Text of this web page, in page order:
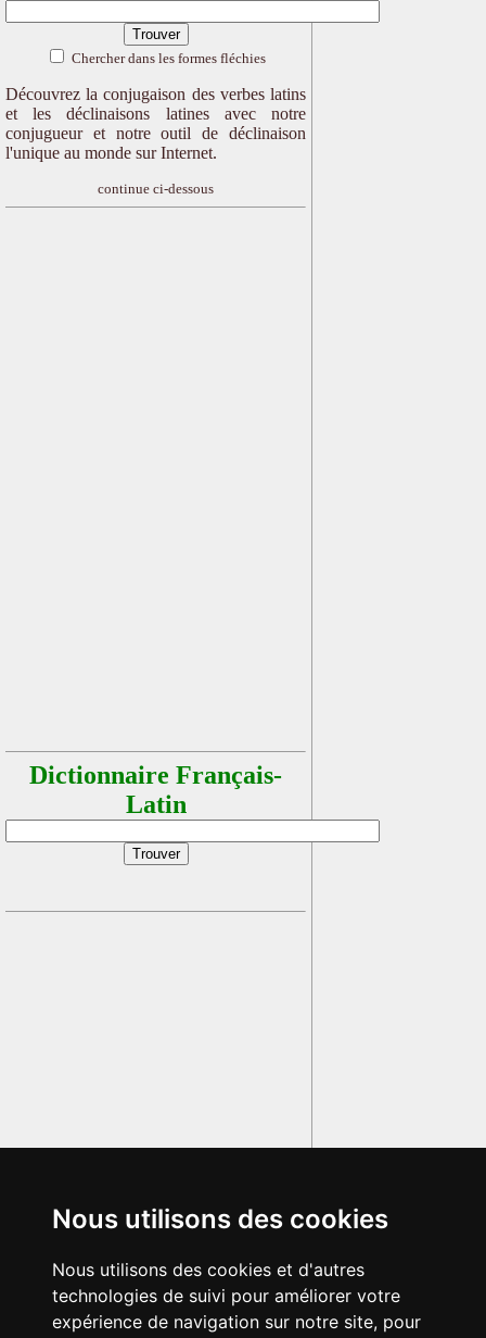
Nous utilisons des cookies
Nous utilisons des cookies et d'autres
technologies de suivi pour améliorer votre
expérience de navigation sur notre site, pour
Chercher dans les formes fléchies
Découvrez la conjugaison des verbes latins
et les déclinaisons latines avec notre
conjugueur et notre outil de déclinaison
l'unique au monde sur Internet.
continue ci-dessous
Dictionnaire Français-
Latin